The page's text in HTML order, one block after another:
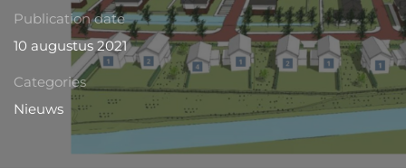
Publication date
10 augustus 2021
Categories
Nieuws